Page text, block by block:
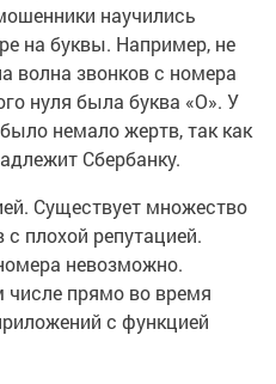
научились
на буквы. Например, не
волна звонков с номера
нуля была буква «О». У
немало жертв, так как
Сбербанку.
Существует множество
плохой репутацией.
невозможно.
числе прямо во время
с функцией